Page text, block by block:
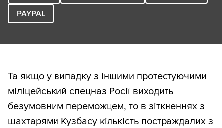
PAYPAL
Та якщо у випадку з іншими протестуючими
міліцейський спецназ Росії виходить
безумовним переможцем, то в зіткненнях з
шахтарями Кузбасу кількість постраждалих з